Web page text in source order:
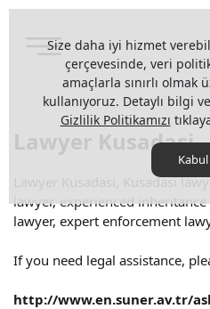
Lawyer Kusadasi
Lawyer Kusadasi, Kusadasi
lawyer, experienced
lawyer, expert enforcement
If you need legal assistance,
http://www.en.suner.av.tr/
Size daha iyi hizmet
çerçevesinde, veri
amaçlarla sınırlı olmak
kullanıyoruz. Detaylı bilgi
Gizlilik Politikamızı